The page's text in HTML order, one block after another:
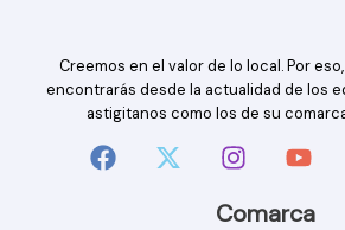
Creemos en el valor de lo local. Por
encontrarás desde la actualidad de los
astigitanos como los de su
Comarca